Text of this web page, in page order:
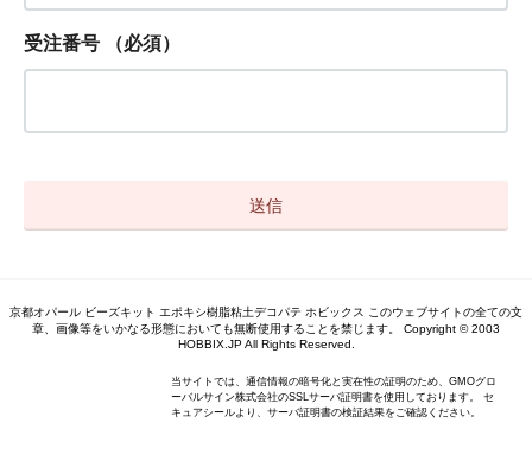
受注番号 （必須）
京都オパール ビーズキット エポキシ樹脂粘土デコパテ ホビックス このウェブサイトの全ての文
章、画像等をいかなる形態においても無断使用することを禁じます。 Copyright © 2003
HOBBIX.JP All Rights Reserved.
当サイトでは、通信情報の暗号化と実在性の証明のため、GMOグロ
ーバルサイン株式会社のSSLサーバ証明書を使用しております。 セ
キュアシールより、サーバ証明書の検証結果をご確認ください。